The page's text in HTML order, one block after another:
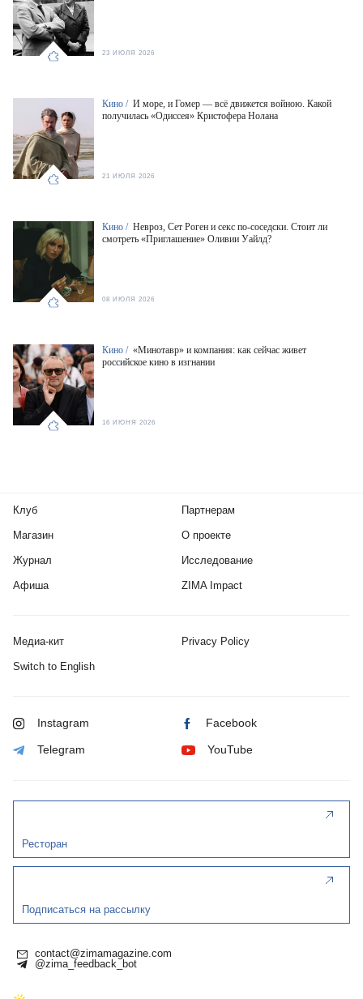
23 ИЮЛЯ 2026
Кино / И море, и Гомер — всё движется войною. Какой
получилась «Одиссея» Кристофера Нолана
21 ИЮЛЯ 2026
Кино / Невроз, Сет Роген и секс по-соседски. Стоит ли
смотреть «Приглашение» Оливии Уайлд?
08 ИЮЛЯ 2026
Кино / «Минотавр» и компания: как сейчас живет
российское кино в изгнании
16 ИЮНЯ 2026
Клуб
Магазин
Журнал
Афиша
Партнерам
О проекте
Исследование
ZIMA Impact
Медиа-кит Privacy Policy
Switch to English
Instagram Facebook
Telegram YouTube
Ресторан
Подписаться на рассылку
contact@zimamagazine.com
@zima_feedback_bot